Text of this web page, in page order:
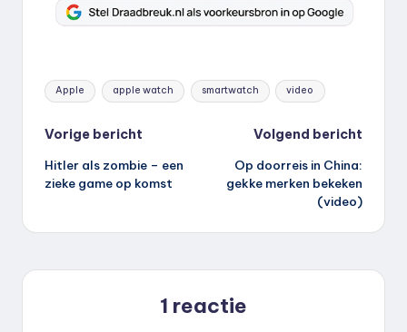
Tags:
Apple apple watch smartwatch video
Bericht
navigatie
Vorige bericht
Hitler als zombie – een
zieke game op komst
Volgend bericht
Op doorreis in China:
gekke merken bekeken
(video)
1 reactie